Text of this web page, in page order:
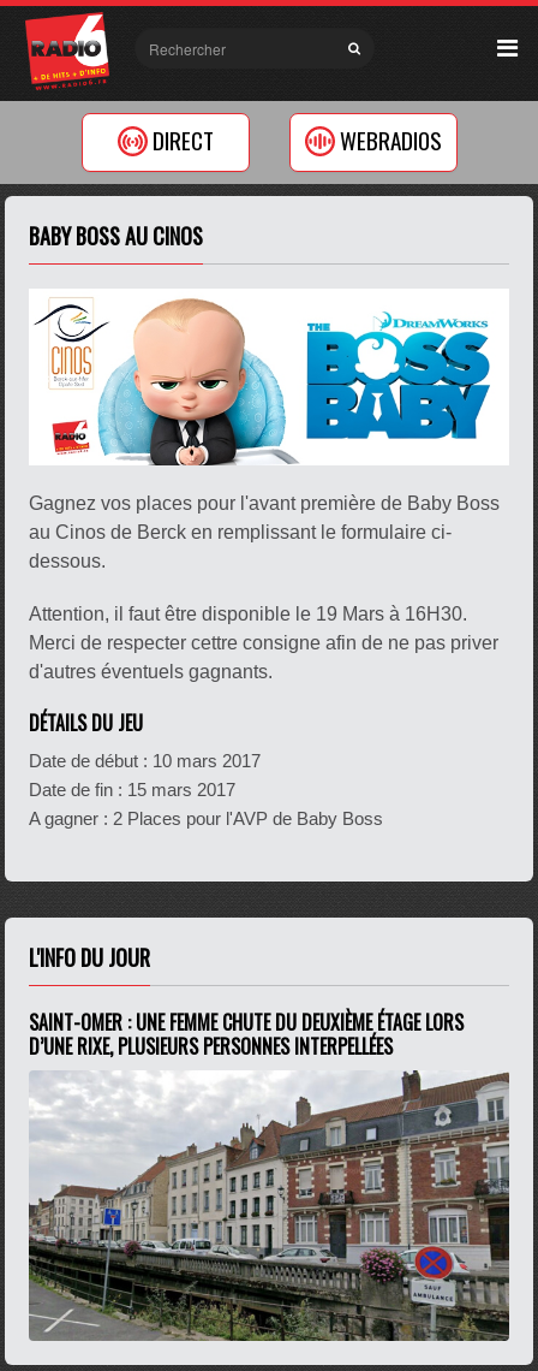
DIRECT WEBRADIOS
BABY BOSS AU CINOS
Gagnez vos places pour l'avant première de Baby Boss
au Cinos de Berck en remplissant le formulaire ci-
dessous.
Attention, il faut être disponible le 19 Mars à 16H30.
Merci de respecter cettre consigne afin de ne pas priver
d'autres éventuels gagnants.
DÉTAILS DU JEU
Date de début : 10 mars 2017
Date de fin : 15 mars 2017
A gagner : 2 Places pour l'AVP de Baby Boss
L'INFO DU JOUR
SAINT-OMER : UNE FEMME CHUTE DU DEUXIÈME ÉTAGE LORS
D’UNE RIXE, PLUSIEURS PERSONNES INTERPELLÉES